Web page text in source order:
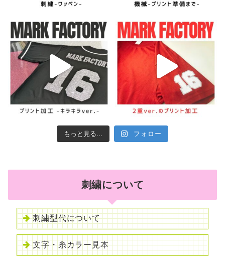
もっと見る... フォロー
刺繍について
刺繍型代について
文字・糸カラー見本